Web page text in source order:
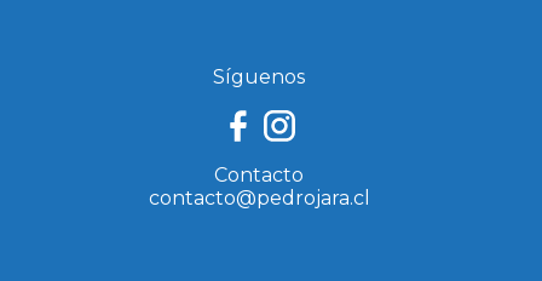
Síguenos
Contacto
contacto@pedrojara.cl